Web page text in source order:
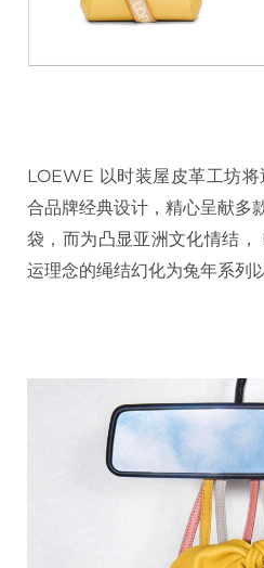
LOEWE 以时装屋皮革工坊
合品牌经典设计，精心呈献
袋，而为凸显亚洲文化情结
运理念的绳结幻化为兔年系列